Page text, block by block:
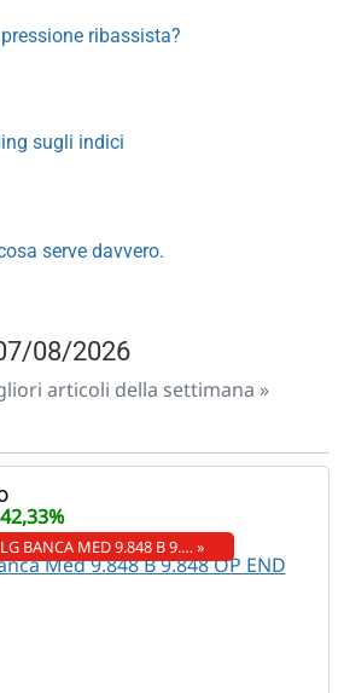
ribassista?
sugli indici
serve davvero.
08/2026
articoli della settimana »
BANCA MED 9.848 B 9.… »